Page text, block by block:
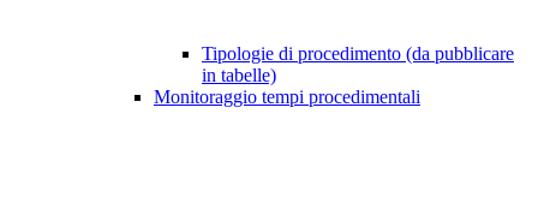
Tipologie di procedimento (da pubblicare
in tabelle)
Monitoraggio tempi procedimentali